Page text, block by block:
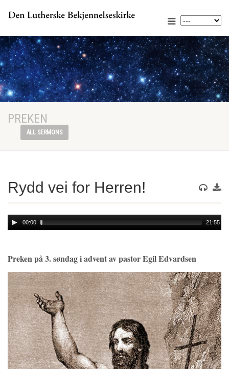
PREKEN
ALL SERMONS
Rydd vei for Herren!
Audio
Player
00:00 21:55
Preken på 3. søndag i advent av pastor Egil Edvardsen